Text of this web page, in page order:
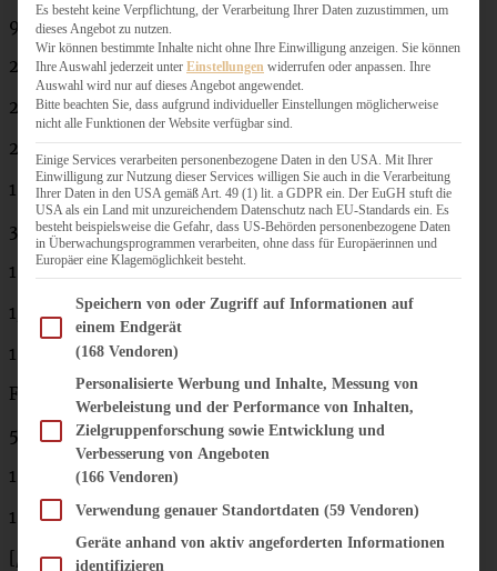
90 g dunkler Backkakao
270 g brauner Zucker
200 g Schmand (oder Buttermilch)
2 Eier
1 EL Vanille-Extrakt
300 g Mehl
1 Päckchen Backpulver
1/2 TL Natron
1 Prise Salz
Frosting:
50 g sehr weiche Butter
150 g Puderzucker
150 g Frischkäse
[/tab]
Es besteht keine Verpflichtung, der Verarbeitung Ihrer Daten zuzustimmen, um
dieses Angebot zu nutzen.
Wir können bestimmte Inhalte nicht ohne Ihre Einwilligung anzeigen. Sie können
Ihre Auswahl jederzeit unter Einstellungen widerrufen oder anpassen. Ihre
Auswahl wird nur auf dieses Angebot angewendet.
Bitte beachten Sie, dass aufgrund individueller Einstellungen möglicherweise
nicht alle Funktionen der Website verfügbar sind.
Einige Services verarbeiten personenbezogene Daten in den USA. Mit Ihrer
Einwilligung zur Nutzung dieser Services willigen Sie auch in die Verarbeitung
Ihrer Daten in den USA gemäß Art. 49 (1) lit. a GDPR ein. Der EuGH stuft die
USA als ein Land mit unzureichendem Datenschutz nach EU-Standards ein. Es
besteht beispielsweise die Gefahr, dass US-Behörden personenbezogene Daten
in Überwachungsprogrammen verarbeiten, ohne dass für Europäerinnen und
Europäer eine Klagemöglichkeit besteht.
Im Folgenden finden Sie eine Liste der Zwecke des IAB Transparency and Consent
Speichern von oder Zugriff auf Informationen auf
einem Endgerät
(168 Vendoren)
Personalisierte Werbung und Inhalte, Messung von
Werbeleistung und der Performance von Inhalten,
Zielgruppenforschung sowie Entwicklung und
Verbesserung von Angeboten
(166 Vendoren)
Verwendung genauer Standortdaten (59 Vendoren)
Geräte anhand von aktiv angeforderten Informationen
identifizieren